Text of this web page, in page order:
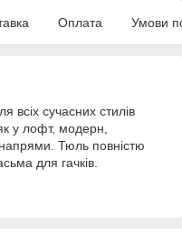
Оплата Умови
всіх сучасних стилів
у лофт, модерн,
напрями. Тюль повністю
для гачків.